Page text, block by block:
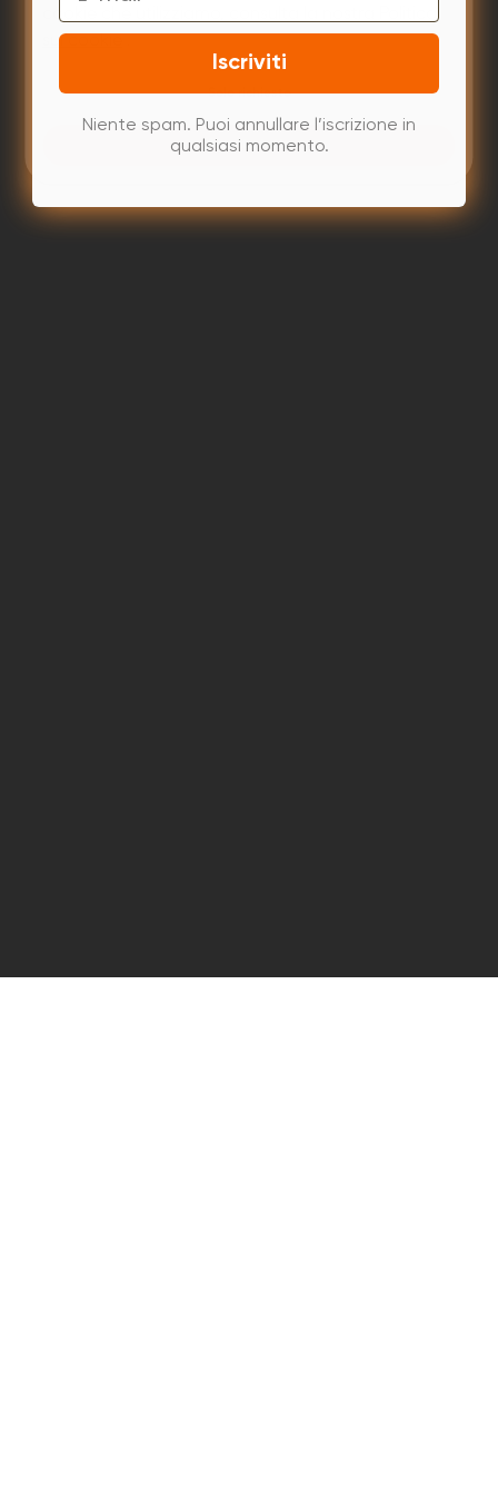
Fare clic sul pulsante "acquista ora" o "aggiungi al
procedi al pagamento.
• Riceverai un'email di conferma del tuo ordine che
include il numero dell'ordine
cookie che utilizziamo, consulta la nostra
Politica
sui cookie
Solo richiesto
Accetta tutto
Iscriviti
Niente spam. Puoi annullare l’iscrizione in
qualsiasi momento.